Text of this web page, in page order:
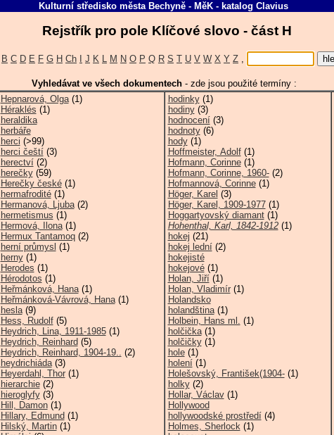
Kulturní středisko města Bechyně - MěK - katalog Clavius
Rejstřík pro pole Klíčové slovo - část H
B C D E F G H Ch J K L M N O P Q R S T U V W X Y Z ,
Vyhledávat ve všech dokumentech- zde jsou použité termíny :
Hepnarová, Olga(1)
Héraklés (1)
heraldika
herbáře
herci (>99)
herci čeští(3)
herectví(2)
herečky(59)
Herečky české(1)
hermafrodité(1)
Hermanová, Ljuba(2)
hermetismus (1)
Hermová, Ilona(1)
Hermux Tantamoq(2)
herní průmysl (1)
herny(1)
Herodes (1)
Hérodotos (1)
Heřmánková, Hana(1)
Heřmánková-Vávrová, Hana(1)
hesla(9)
Hess, Rudolf(5)
Heydrich, Lina, 1911-1985(1)
Heydrich, Reinhard (5)
Heydrich, Reinhard, 1904-19.. (2)
heydrichiáda(3)
Heyerdahl, Thor(1)
hierarchie(2)
hieroglyfy(3)
Hill, Damon(1)
Hillary, Edmund (1)
Hilský, Martin(1)
hodinky(1)
hodiny(3)
hodnocení(3)
hodnoty(6)
hody(1)
Hoffmeister, Adolf(1)
Hofmann, Corinne(1)
Hofmann, Corinne, 1960-(2)
Hofmannová, Corinne(1)
Höger, Karel (3)
Höger, Karel, 1909-1977(1)
Hoggartyovský diamant(1)
Hohenthal, Karl, 1842-1912(1)
hokej (21)
hokej lední(2)
hokejisté
hokejové(1)
Holan, Jiří(1)
Holan, Vladimír(1)
Holandsko
holandština(1)
Holbein, Hans ml. (1)
holčička(1)
holčičky(1)
hole(1)
holení(1)
Holešovský, František(1904-(1)
holky(2)
Hollar, Václav(1)
Hollywood
hollywoodské prostředí(4)
Holmes, Sherlock(1)